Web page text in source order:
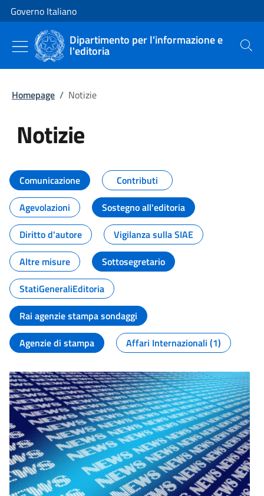
Vai al contenuto
Vai alla navigazione del sito
Governo Italiano
Dipartimento per l'informazione e
l'editoria Cerca
Homepage / Notizie
Notizie
Tutti i contenuti della pagina
Comunicazione
Contributi
Agevolazioni
Sostegno all'editoria
Diritto d'autore
Vigilanza sulla SIAE
Altre misure
Sottosegretario
StatiGeneraliEditoria
Rai agenzie stampa sondaggi
Agenzie di stampa
Affari Internazionali (1)